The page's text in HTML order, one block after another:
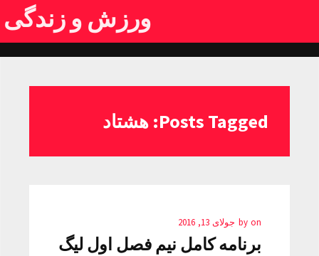
ورزش و زندگی
Posts Tagged: هشتاد
by on جولای 13, 2016
برنامه کامل نیم فصل اول لیگ